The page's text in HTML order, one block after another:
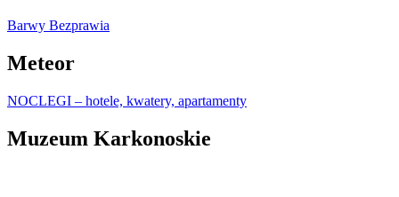
Barwy Bezprawia
Meteor
NOCLEGI – hotele, kwatery, apartamenty
Muzeum Karkonoskie